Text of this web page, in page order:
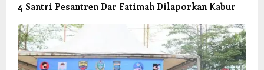
4 Santri Pesantren Dar Fatimah Dilaporkan Kabur